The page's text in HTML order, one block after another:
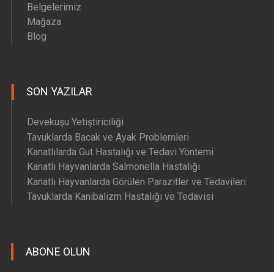
Belgelerimiz
Mağaza
Blog
SON YAZILAR
Devekuşu Yetiştiriciliği
Tavuklarda Bacak ve Ayak Problemleri
Kanatlılarda Gut Hastalığı ve Tedavi Yöntemi
Kanatlı Hayvanlarda Salmonella Hastalığı
Kanatlı Hayvanlarda Görülen Parazitler ve Tedavileri
Tavuklarda Kanibalizm Hastalığı ve Tedavisi
ABONE OLUN